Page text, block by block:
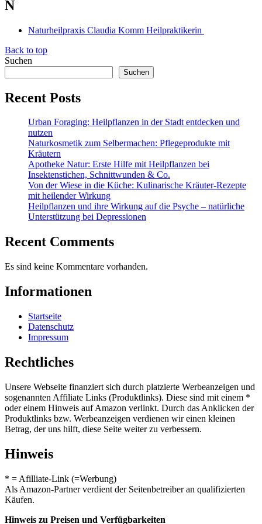
N
Naturheilpraxis Claudia Komm Heilpraktikerin
Back to top
Suchen
Suchen
Recent Posts
Urban Foraging: Heilpflanzen in der Stadt entdecken und
nutzen
Naturkosmetik zum Selbermachen: Pflegeprodukte mit
Kräutern
Apotheke Natur: Erste Hilfe mit Heilpflanzen bei
Insektenstichen, Schnittwunden & Co.
Von der Wiese in die Küche: Kulinarische Kräuter-Rezepte
mit heilender Wirkung
Heilpflanzen und ihre Wirkung auf die Psyche – natürliche
Unterstützung bei Depressionen
Recent Comments
Es sind keine Kommentare vorhanden.
Informationen
Startseite
Datenschutz
Impressum
Rechtliches
Unsere Webseite finanziert sich durch platzierte Werbeanzeigen und
sogenannten Affiliate Links (Produktlinks). Diese sind mit einem *
oder einem Hinweis auf Amazon verlinkt. Durch das Anklicken der
Produktlinks bzw. Werbeanzeigen verdienen wir einen kleinen
Betrag, der uns hilft, diese Seite weiter zu verbessern.
Hinweis
* = Afilliate-Link (=Werbung)
Als Amazon-Partner verdient der Seitenbetreiber an qualifizierten
Käufen.
Hinweis zu Preisen und Verfügbarkeiten